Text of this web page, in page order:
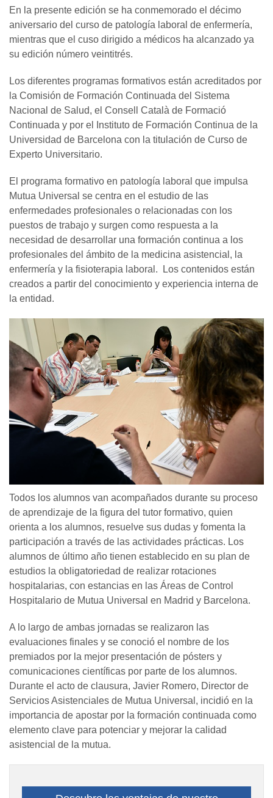
En la presente edición se ha conmemorado el décimo
aniversario del curso de patología laboral de enfermería,
mientras que el cuso dirigido a médicos ha alcanzado ya
su edición número veintitrés.
Los diferentes programas formativos están acreditados por
la Comisión de Formación Continuada del Sistema
Nacional de Salud, el Consell Català de Formació
Continuada y por el Instituto de Formación Continua de la
Universidad de Barcelona con la titulación de Curso de
Experto Universitario.
El programa formativo en patología laboral que impulsa
Mutua Universal se centra en el estudio de las
enfermedades profesionales o relacionadas con los
puestos de trabajo y surgen como respuesta a la
necesidad de desarrollar una formación continua a los
profesionales del ámbito de la medicina asistencial, la
enfermería y la fisioterapia laboral. Los contenidos están
creados a partir del conocimiento y experiencia interna de
la entidad.
Todos los alumnos van acompañados durante su proceso
de aprendizaje de la figura del tutor formativo, quien
orienta a los alumnos, resuelve sus dudas y fomenta la
participación a través de las actividades prácticas. Los
alumnos de último año tienen establecido en su plan de
estudios la obligatoriedad de realizar rotaciones
hospitalarias, con estancias en las Áreas de Control
Hospitalario de Mutua Universal en Madrid y Barcelona.
A lo largo de ambas jornadas se realizaron las
evaluaciones finales y se conoció el nombre de los
premiados por la mejor presentación de pósters y
comunicaciones científicas por parte de los alumnos.
Durante el acto de clausura, Javier Romero, Director de
Servicios Asistenciales de Mutua Universal, incidió en la
importancia de apostar por la formación continuada como
elemento clave para potenciar y mejorar la calidad
asistencial de la mutua.